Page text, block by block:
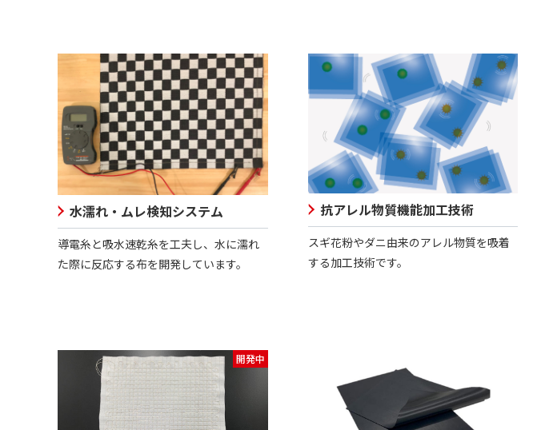
水濡れ・ムレ検知システム
導電糸と吸水速乾糸を工夫し、水に濡れ
た際に反応する布を開発しています。
抗アレル物質機能加工技術
スギ花粉やダニ由来のアレル物質を吸着
する加工技術です。
開発中